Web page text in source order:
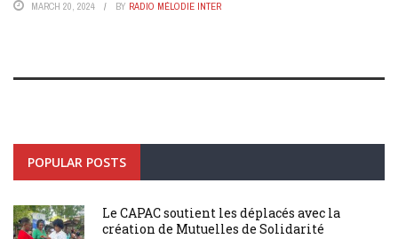
MARCH 20, 2024 BY RADIO MÉLODIE INTER
POPULAR POSTS
Le CAPAC soutient les déplacés avec la
création de Mutuelles de Solidarité